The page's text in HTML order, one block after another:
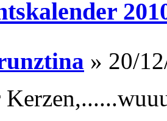
» 20/